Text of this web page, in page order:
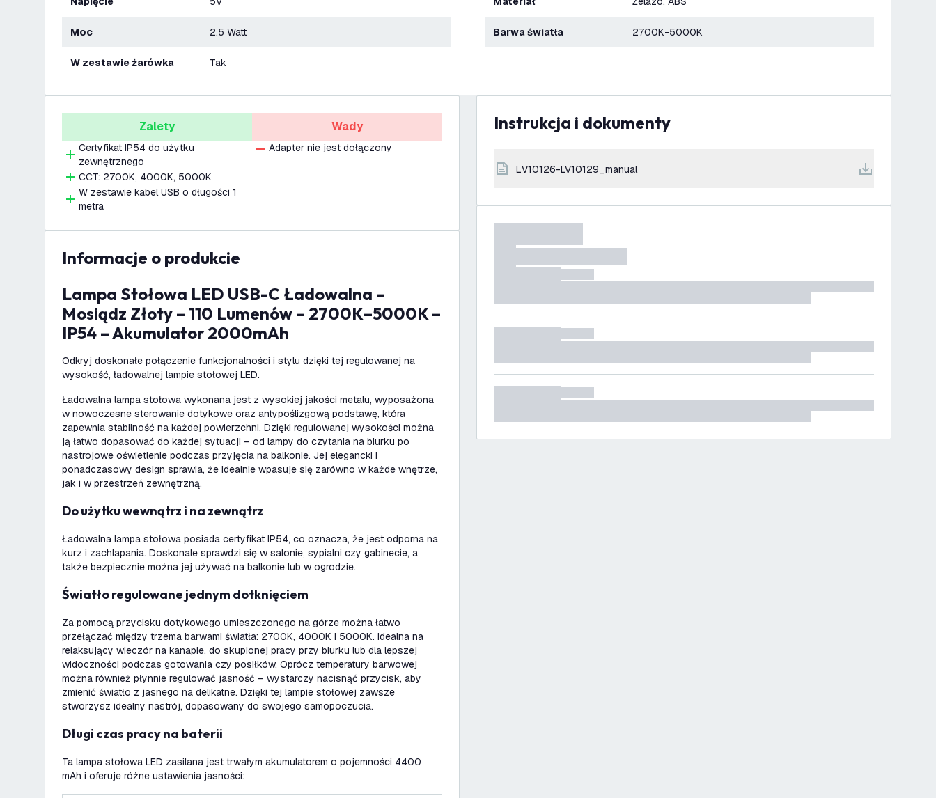
Moc 2.5 Watt
W zestawie żarówka Tak
Barwa światła 2700K-5000K
Zalety
Certyfikat IP54 do użytku
zewnętrznego
CCT: 2700K, 4000K, 5000K
W zestawie kabel USB o długości 1
metra
Wady
Adapter nie jest dołączony
informacje o produkcie
Lampa Stołowa LED USB-C Ładowalna –
Mosiądz Złoty – 110 Lumenów – 2700K–5000K –
IP54 – Akumulator 2000mAh
Odkryj doskonałe połączenie funkcjonalności i stylu dzięki tej regulowanej na
wysokość, ładowalnej lampie stołowej LED.
Ładowalna lampa stołowa wykonana jest z wysokiej jakości metalu, wyposażona
w nowoczesne sterowanie dotykowe oraz antypoślizgową podstawę, która
zapewnia stabilność na każdej powierzchni. Dzięki regulowanej wysokości można
ją łatwo dopasować do każdej sytuacji – od lampy do czytania na biurku po
nastrojowe oświetlenie podczas przyjęcia na balkonie. Jej elegancki i
ponadczasowy design sprawia, że idealnie wpasuje się zarówno w każde wnętrze,
jak i w przestrzeń zewnętrzną.
Do użytku wewnątrz i na zewnątrz
Ładowalna lampa stołowa posiada certyfikat IP54, co oznacza, że jest odporna na
kurz i zachlapania. Doskonale sprawdzi się w salonie, sypialni czy gabinecie, a
także bezpiecznie można jej używać na balkonie lub w ogrodzie.
Światło regulowane jednym dotknięciem
Za pomocą przycisku dotykowego umieszczonego na górze można łatwo
przełączać między trzema barwami światła: 2700K, 4000K i 5000K. Idealna na
relaksujący wieczór na kanapie, do skupionej pracy przy biurku lub dla lepszej
widoczności podczas gotowania czy posiłków. Oprócz temperatury barwowej
można również płynnie regulować jasność – wystarczy nacisnąć przycisk, aby
zmienić światło z jasnego na delikatne. Dzięki tej lampie stołowej zawsze
stworzysz idealny nastrój, dopasowany do swojego samopoczucia.
Długi czas pracy na baterii
Ta lampa stołowa LED zasilana jest trwałym akumulatorem o pojemności 4400
mAh i oferuje różne ustawienia jasności:
Instrukcja i dokumenty
LV10126-LV10129_manual